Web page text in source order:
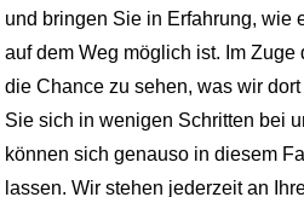
und bringen Sie in Erfahrung, wie
auf dem Weg möglich ist. Im
die Chance zu sehen, was wir
Sie sich in wenigen Schritten bei
können sich genauso in diesem
lassen. Wir stehen jederzeit an